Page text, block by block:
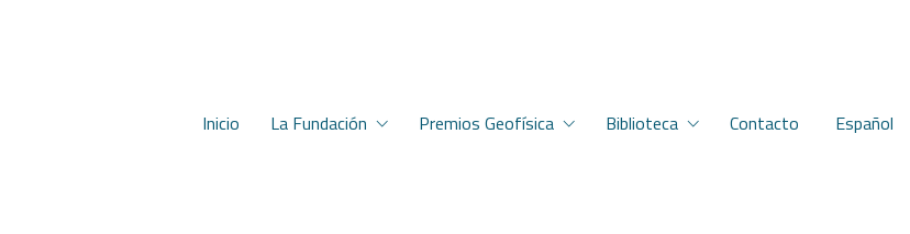
Inicio La Fundación Premios Geofísica Biblioteca Contacto Español